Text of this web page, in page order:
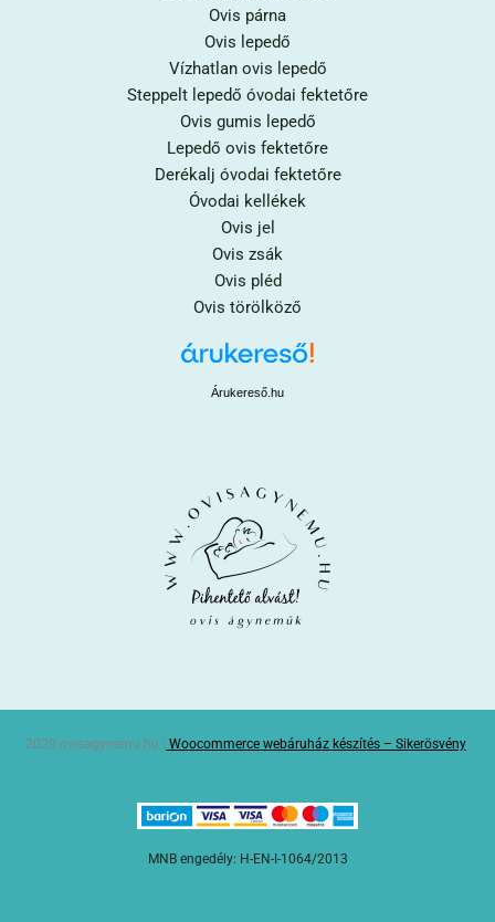
Ovis párna
Ovis lepedő
Vízhatlan ovis lepedő
Steppelt lepedő óvodai fektetőre
Ovis gumis lepedő
Lepedő ovis fektetőre
Derékalj óvodai fektetőre
Óvodai kellékek
Ovis jel
Ovis zsák
Ovis pléd
Ovis törölköző
Árukereső.hu
2020 ovisagynemu.hu | Woocommerce webáruház készítés – Sikerösvény
MNB engedély: H-EN-I-1064/2013